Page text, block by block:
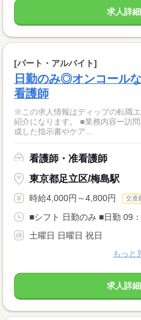
求人詳
[パート・アルバイト]
日勤のみ◎オンコール
看護師
※この求人情報はディップの転職
紹介になります。 ■業務内容ー訪
成した指示書やケア...
看護師・准看護師
東京都足立区/梅島駅
時給4,000円～4,800円 交通
■シフト 日勤のみ ■日勤 09
土曜日 日曜日 祝日
もっと
求人詳